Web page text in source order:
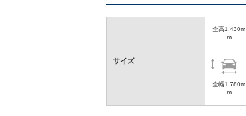
サイズ
全高1,430m
m
全幅1,780m
m